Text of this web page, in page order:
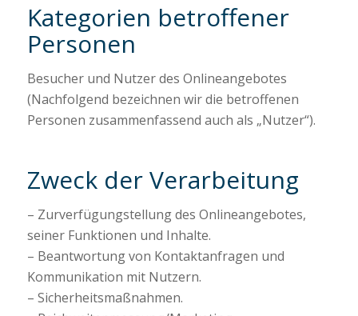
Kategorien betroffener
Personen
Besucher und Nutzer des Onlineangebotes
(Nachfolgend bezeichnen wir die betroffenen
Personen zusammenfassend auch als „Nutzer“).
Zweck der Verarbeitung
– Zurverfügungstellung des Onlineangebotes,
seiner Funktionen und Inhalte.
– Beantwortung von Kontaktanfragen und
Kommunikation mit Nutzern.
– Sicherheitsmaßnahmen.